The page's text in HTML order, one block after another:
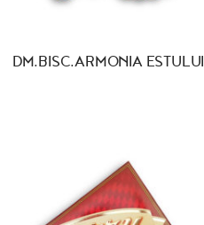
DM.BISC.ARMONIA ESTULUI